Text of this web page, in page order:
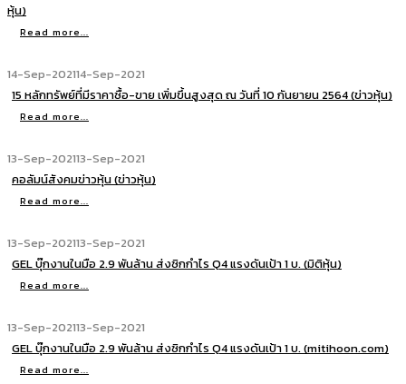
หุ้น)
Read more...
14-Sep-202114-Sep-2021
15 หลักทรัพย์ที่มีราคาซื้อ-ขาย เพิ่มขึ้นสูงสุด ณ วันที่ 10 กันยายน 2564 (ข่าวหุ้น)
Read more...
13-Sep-202113-Sep-2021
คอลัมน์สังคมข่าวหุ้น (ข่าวหุ้น)
Read more...
13-Sep-202113-Sep-2021
GEL บุ๊กงานในมือ 2.9 พันล้าน ส่งซิกกำไร Q4 แรงดันเป้า 1 บ. (มิติหุ้น)
Read more...
13-Sep-202113-Sep-2021
GEL บุ๊กงานในมือ 2.9 พันล้าน ส่งซิกกำไร Q4 แรงดันเป้า 1 บ. (mitihoon.com)
Read more...